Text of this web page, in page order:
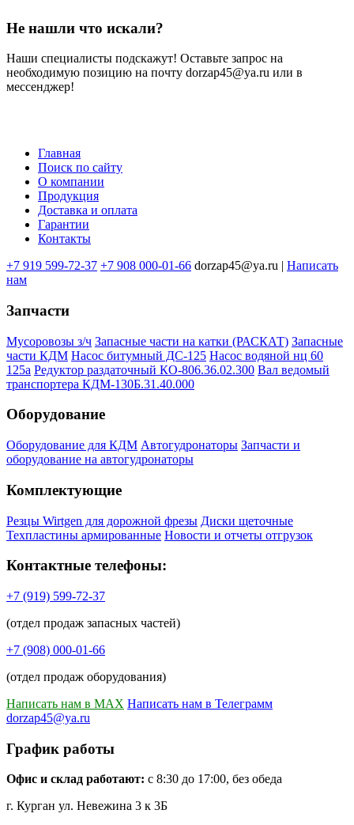
Не нашли что искали?
Наши специалисты подскажут! Оставьте запрос на
необходимую позицию на почту dorzap45@ya.ru или в
мессенджер!
Меню
подвале
Главная
Поиск по сайту
О компании
Продукция
Доставка и оплата
Гарантии
Контакты
+7 919 599-72-37 +7 908 000-01-66 dorzap45@ya.ru | Написать
нам
Запчасти
Мусоровозы з/ч Запасные части на катки (РАСКАТ) Запасные
части КДМ Насос битумный ДС-125 Насос водяной нц 60
125а Редуктор раздаточный КО-806.36.02.300 Вал ведомый
транспортера КДМ-130Б.31.40.000
Оборудование
Оборудование для КДМ Автогудронаторы Запчасти и
оборудование на автогудронаторы
Комплектующие
Резцы Wirtgen для дорожной фрезы Диски щеточные
Техпластины армированные Новости и отчеты отгрузок
Контактные телефоны:
+7 (919) 599-72-37
(отдел продаж запасных частей)
+7 (908) 000-01-66
(отдел продаж оборудования)
Написать нам в MAX Написать нам в Телеграмм
dorzap45@ya.ru
График работы
Офис и склад работают: с 8:30 до 17:00, без обеда
г. Курган ул. Невежина 3 к 3Б